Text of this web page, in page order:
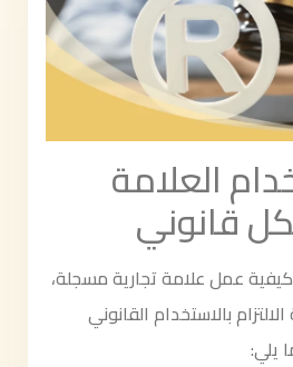
العلامة
قانوني
عمل علامة تجارية مسجلة،
بالاستخدام القانوني
يلي: